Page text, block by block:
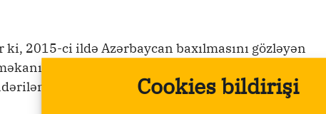
Cookies bildirişi
2015-ci ildə Azərbaycan baxılmasını gözləyən
daxil olan ölkələrin önünə keçib. Həmin ilin
1522 şikayət baxılmasını gözləyirdi: